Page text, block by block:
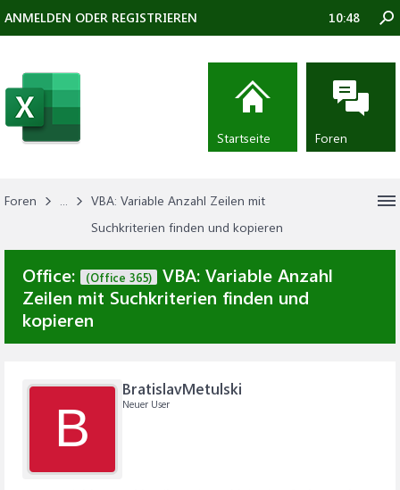
Foren ...
VBA: Variable Anzahl Zeilen mit
Suchkriterien finden und kopieren
Office: (Office 365)
VBA: Variable Anzahl
Zeilen mit Suchkriterien finden und
kopieren
B
BratislavMetulski
Neuer User
ANMELDEN ODER REGISTRIEREN 10:49
Startseite Foren